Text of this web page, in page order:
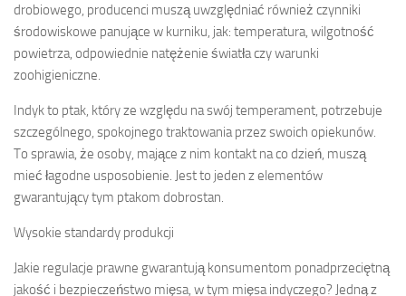
drobiowego, producenci muszą uwzględniać również czynniki
środowiskowe panujące w kurniku, jak: temperatura, wilgotność
powietrza, odpowiednie natężenie światła czy warunki
zoohigieniczne.
Indyk to ptak, który ze względu na swój temperament, potrzebuje
szczególnego, spokojnego traktowania przez swoich opiekunów.
To sprawia, że osoby, mające z nim kontakt na co dzień, muszą
mieć łagodne usposobienie. Jest to jeden z elementów
gwarantujący tym ptakom dobrostan.
Wysokie standardy produkcji
Jakie regulacje prawne gwarantują konsumentom ponadprzeciętną
jakość i bezpieczeństwo mięsa, w tym mięsa indyczego? Jedną z